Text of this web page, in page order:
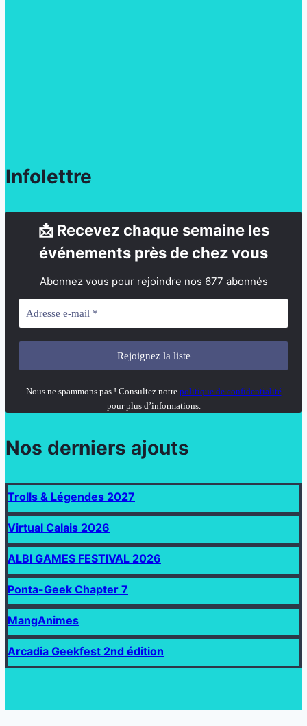
Infolettre
📩 Recevez chaque semaine les
événements près de chez vous
Abonnez vous pour rejoindre nos 677 abonnés
Nous ne spammons pas ! Consultez notre politique de confidentialité
pour plus d’informations.
Nos derniers ajouts
Trolls & Légendes 2027
Virtual Calais 2026
ALBI GAMES FESTIVAL 2026
Ponta-Geek Chapter 7
MangAnimes
Arcadia Geekfest 2nd édition